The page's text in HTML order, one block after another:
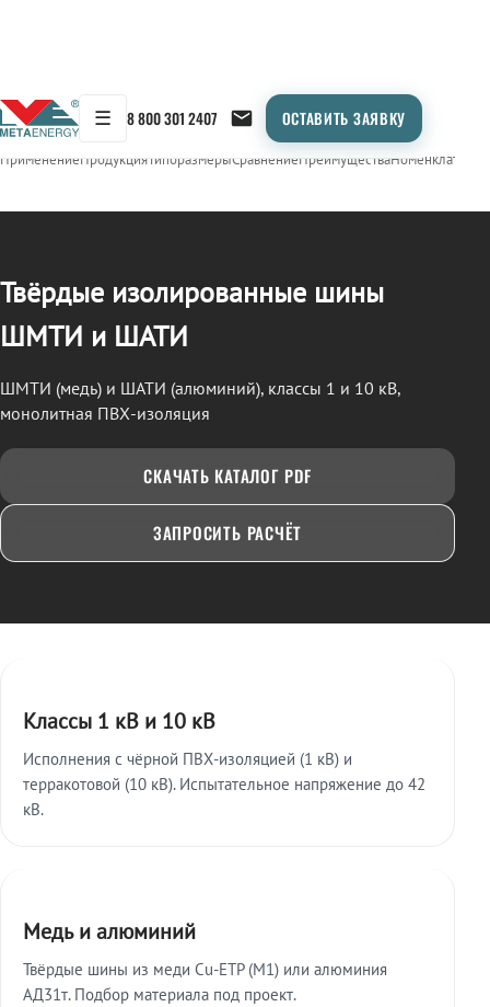
☰ 8 800 301 2407 ОСТАВИТЬ ЗАЯВКУ
← Продукция/СТП (ШМТИ / ШАТИ)
ПрименениеПродукцияТипоразмерыСравнениеПреимуществаНоменклатура
Твёрдые изолированные шины
ШМТИ и ШАТИ
ШМТИ (медь) и ШАТИ (алюминий), классы 1 и 10 кВ,
монолитная ПВХ-изоляция
СКАЧАТЬ КАТАЛОГ PDF
ЗАПРОСИТЬ РАСЧЁТ
Классы 1 кВ и 10 кВ
Исполнения с чёрной ПВХ-изоляцией (1 кВ) и
терракотовой (10 кВ). Испытательное напряжение до 42
кВ.
Медь и алюминий
Твёрдые шины из меди Cu-ETP (M1) или алюминия
АД31т. Подбор материала под проект.